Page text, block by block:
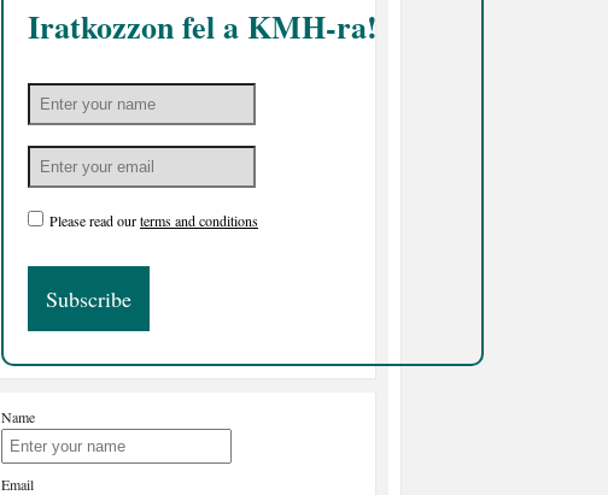
Iratkozzon fel a KMH-ra!
Please read ourterms and conditions
Name
Email